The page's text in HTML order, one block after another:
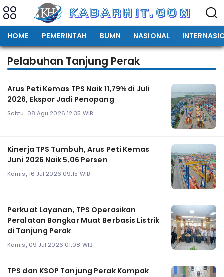
HOME PEMERINTAH BUMN NASIONAL
Pelabuhan Tanjung Perak
Arus Peti Kemas TPS Naik 11,79% di Juli
2026, Ekspor Jadi Penopang
Sabtu, 08 Agu 2026 12:35 WIB
Kinerja TPS Tumbuh, Arus Peti Kemas
Juni 2026 Naik 5,06 Persen
Kamis, 16 Jul 2026 09:15 WIB
Perkuat Layanan, TPS Operasikan
Peralatan Bongkar Muat Berbasis Listrik
di Tanjung Perak
Kamis, 09 Jul 2026 01:08 WIB
TPS dan KSOP Tanjung Perak Kompak